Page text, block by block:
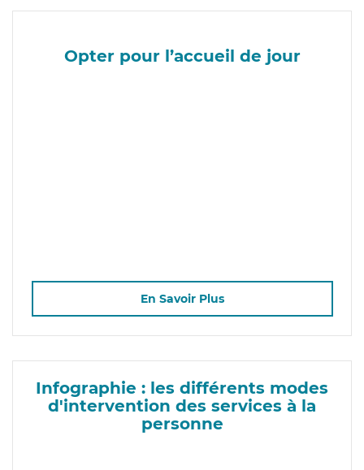
Opter pour l’accueil de jour
En Savoir Plus
Infographie : les différents modes
d'intervention des services à la
personne